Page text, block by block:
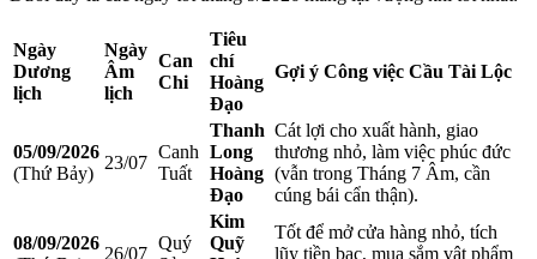
Ngày
Dương
lịch
Ngày
Âm
lịch
Can
Chi
Tiêu
chí
Hoàng
Đạo
Gợi ý Công việc Cầu Tài Lộc
05/09/2026
(Thứ Bảy)
23/07
Canh
Tuất
Thanh
Long
Hoàng
Đạo
Cát lợi cho xuất hành, giao
thương nhỏ, làm việc phúc đức
(vẫn trong Tháng 7 Âm, cần
cúng bái cẩn thận).
08/09/2026
26/07
Quý
Kim
Quỹ
Tốt để mở cửa hàng nhỏ, tích
lũy tiền bạc, mua sắm vật phẩm